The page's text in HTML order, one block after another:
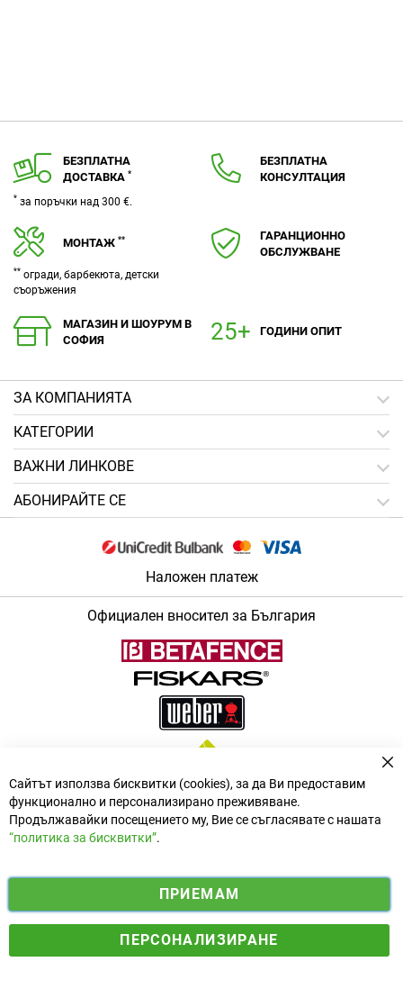
БЕЗПЛАТНА
ДОСТАВКА *
* за поръчки над 300 €.
БЕЗПЛАТНА
КОНСУЛТАЦИЯ
МОНТАЖ **
** огради, барбекюта, детски
съоръжения
ГАРАНЦИОННО
ОБСЛУЖВАНЕ
МАГАЗИН И ШОУРУМ В
СОФИЯ
ГОДИНИ ОПИТ
ЗA КОМПАНИЯТА
КАТЕГОРИИ
ВАЖНИ ЛИНКОВЕ
АБОНИРАЙТЕ СЕ
Наложен платеж
Официален вносител за България
© 2025 Ogradina.bg Всички права запазени. | Обменен курс:
f
a
i
n
s
y
o
u
Електронен магазин
Сайтът използва бисквитки (cookies), за да Ви предоставим
функционално и персонализирано преживяване.
Продължавайки посещението му, Вие се съгласявате с нашата
“политика за бисквитки”.
ПРИЕМАМ
ПЕРСОНАЛИЗИРАНЕ